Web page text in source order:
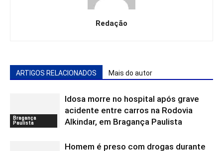
Redação
ARTIGOS RELACIONADOS Mais do autor
Bragança
Paulista
Idosa morre no hospital após grave
acidente entre carros na Rodovia
Alkindar, em Bragança Paulista
Homem é preso com drogas durante